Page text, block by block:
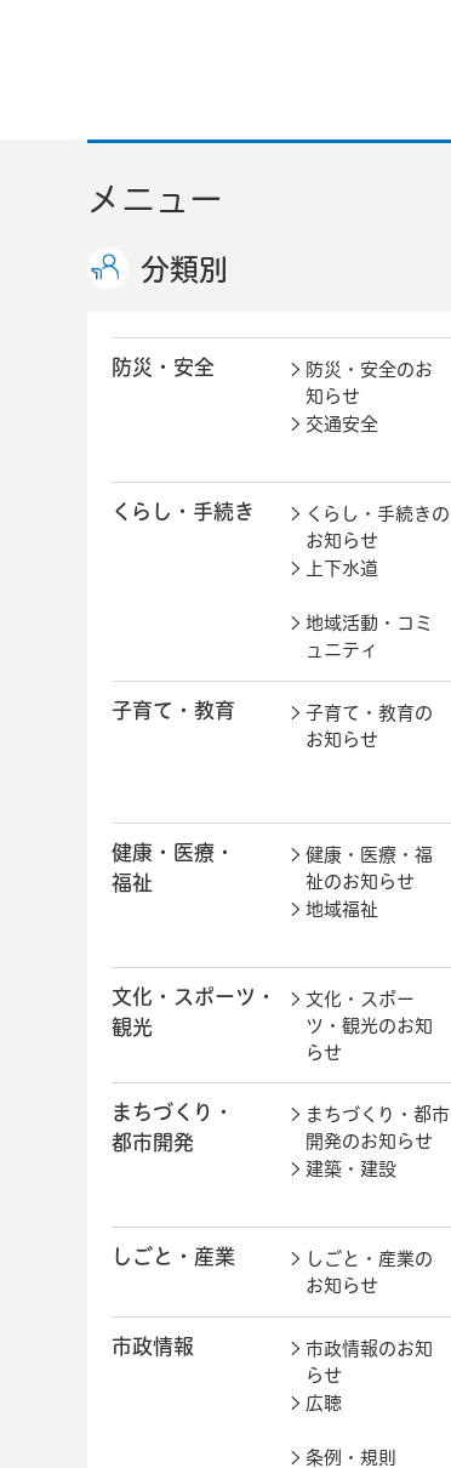
メニュー
分類別
防災・安全
防災・安全のお
知らせ
交通安全
くらし・手続き
くらし・手続きの
お知らせ
上下水道
地域活動・コミ
ュニティ
子育て・教育
子育て・教育の
お知らせ
健康・医療・
福祉
健康・医療・福
祉のお知らせ
地域福祉
文化・スポーツ・
観光
文化・スポー
ツ・観光のお知
らせ
まちづくり・
都市開発
まちづくり・都市
開発のお知らせ
建築・建設
しごと・産業
しごと・産業の
お知らせ
市政情報
市政情報のお知
らせ
広聴
条例・規則